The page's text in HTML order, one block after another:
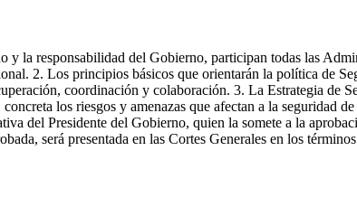
la responsabilidad del Gobierno, participan todas las
2. Los principios básicos que orientarán la política de
coordinación y colaboración. 3. La Estrategia de
los riesgos y amenazas que afectan a la seguridad
del Presidente del Gobierno, quien la somete a la
será presentada en las Cortes Generales en los